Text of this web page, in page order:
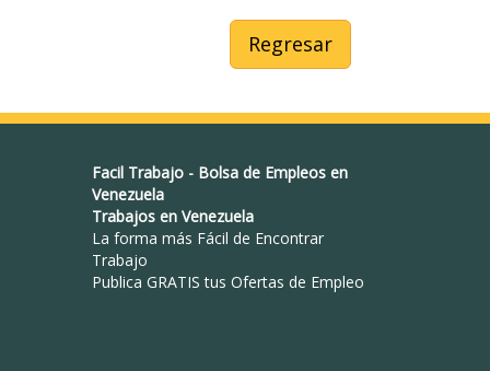
Regresar
Facil Trabajo- Bolsa de Empleos en
Venezuela
Trabajos en Venezuela
La forma más Fácil de Encontrar
Trabajo
Publica GRATIS tus Ofertas de Empleo